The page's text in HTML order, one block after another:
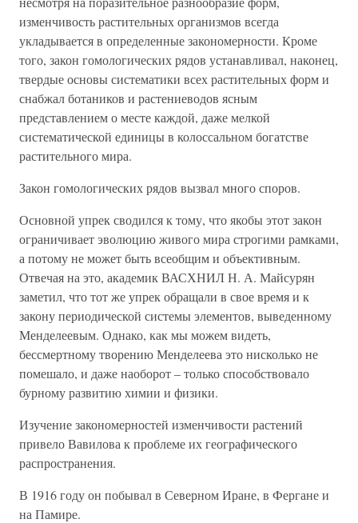
изменчивость растительных организмов всегда
укладывается в определенные закономерности. Кроме
того, закон гомологических рядов устанавливал, наконец,
твердые основы систематики всех растительных форм и
снабжал ботаников и растениеводов ясным
представлением о месте каждой, даже мелкой
систематической единицы в колоссальном богатстве
растительного мира.
Закон гомологических рядов вызвал много споров.
Основной упрек сводился к тому, что якобы этот закон
ограничивает эволюцию живого мира строгими рамками,
а потому не может быть всеобщим и объективным.
Отвечая на это, академик ВАСХНИЛ Н. А. Майсурян
заметил, что тот же упрек обращали в свое время и к
закону периодической системы элементов, выведенному
Менделеевым. Однако, как мы можем видеть,
бессмертному творению Менделеева это нисколько не
помешало, и даже наоборот – только способствовало
бурному развитию химии и физики.
Изучение закономерностей изменчивости растений
привело Вавилова к проблеме их географического
распространения.
В 1916 году он побывал в Северном Иране, в Фергане и
на Памире.